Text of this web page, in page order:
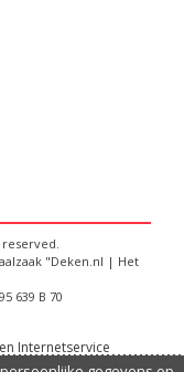
"Deken.nl | Het
639 B 70